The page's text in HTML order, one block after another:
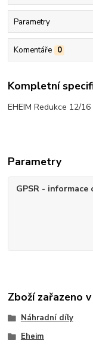
Parametry
Komentáře 0
Kompletní
EHEIM Redukce 12/
Parametry
GPSR - informace
Zboží zařazeno
Náhradní díly
Eheim